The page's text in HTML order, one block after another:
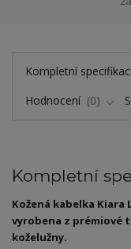
Kompletní
Hodnocení
0
Kompletní
Kožená kabelka
vyrobena z prémiové
koželužny.